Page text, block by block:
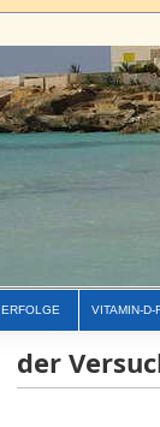
ERFOLGE VITAMIN-D-
der